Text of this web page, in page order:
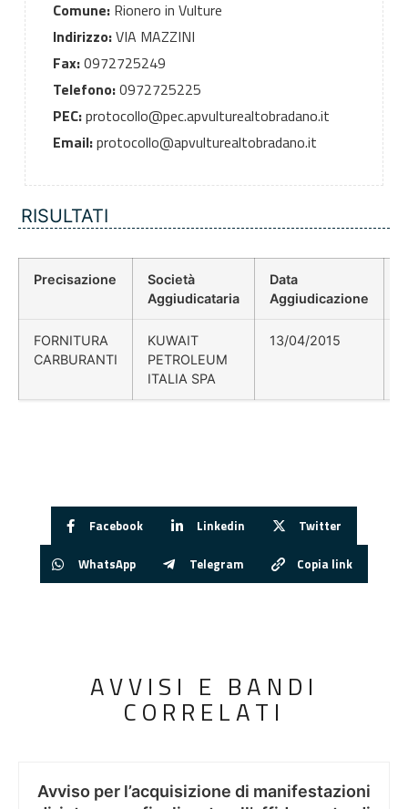
Comune:Rionero in Vulture
Indirizzo:VIA MAZZINI
Fax:0972725249
Telefono:0972725225
PEC:protocollo@pec.apvulturealtobradano.it
Email:protocollo@apvulturealtobradano.it
RISULTATI
Precisazione
Società
Aggiudicataria
Data
Aggiudicazione
FORNITURA
CARBURANTI
KUWAIT
PETROLEUM
ITALIA SPA
13/04/2015
Facebook Linkedin Twitter
WhatsApp Telegram Copia link
AVVISI E BANDI
CORRELATI
Avviso per l’acquisizione di manifestazioni